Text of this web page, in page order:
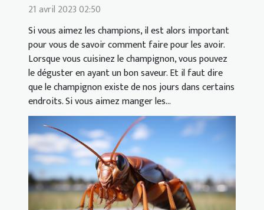
21 avril 2023 02:50
Si vous aimez les champions, il est alors important
pour vous de savoir comment faire pour les avoir.
Lorsque vous cuisinez le champignon, vous pouvez
le déguster en ayant un bon saveur. Et il faut dire
que le champignon existe de nos jours dans certains
endroits. Si vous aimez manger les...